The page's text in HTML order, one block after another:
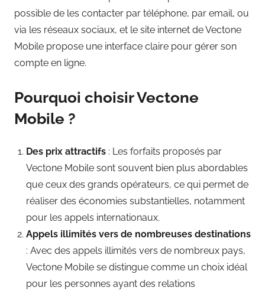
possible de les contacter par téléphone, par email, ou
via les réseaux sociaux, et le site internet de Vectone
Mobile propose une interface claire pour gérer son
compte en ligne.
Pourquoi choisir Vectone
Mobile ?
Des prix attractifs : Les forfaits proposés par
Vectone Mobile sont souvent bien plus abordables
que ceux des grands opérateurs, ce qui permet de
réaliser des économies substantielles, notamment
pour les appels internationaux.
Appels illimités vers de nombreuses destinations
: Avec des appels illimités vers de nombreux pays,
Vectone Mobile se distingue comme un choix idéal
pour les personnes ayant des relations